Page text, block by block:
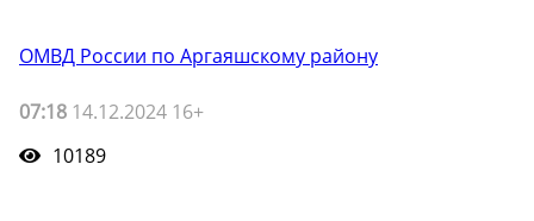
ОМВД России по Аргаяшскому району
07:18 14.12.2024 16+
10189